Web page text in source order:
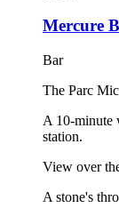
Mercure
Bar
The Parc
A 10-minute
station.
View over
A stone's